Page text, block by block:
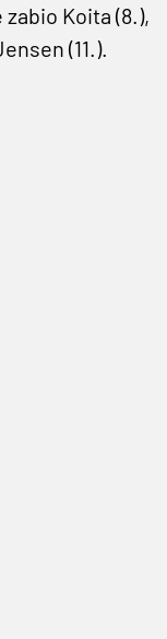
Koita (8.),
(11.).